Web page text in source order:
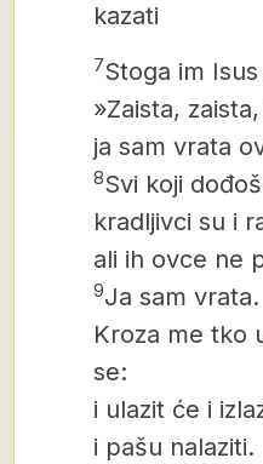
kazati
7Stoga im
»Zaista,
ja sam vrata
8Svi koji
kradljivci su i
ali ih ovce ne
9Ja sam vrata.
Kroza me tko
se:
i ulazit će i
i pašu nalaziti.